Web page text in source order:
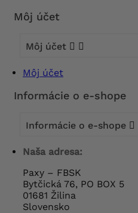
Môj účet
Môj účet  
Môj účet
Informácie o e-shope
Informácie o e-shope 
Naša adresa:
Paxy – FBSK
Bytčická 76, PO BOX 5
01681 Žilina
Slovensko